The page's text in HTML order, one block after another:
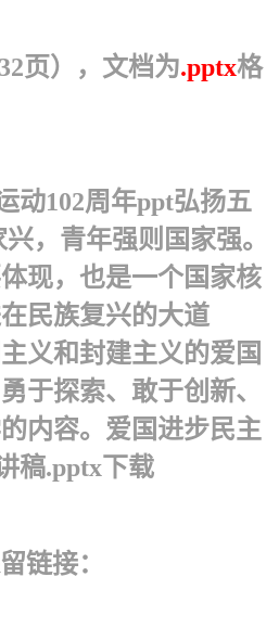
页），文档为.pptx格
动102周年ppt弘扬五
，青年强则国家强。
现，也是一个国家核
民族复兴的大道
义和封建主义的爱国
于探索、敢于创新、
内容。爱国进步民主
稿.pptx下载
链接：